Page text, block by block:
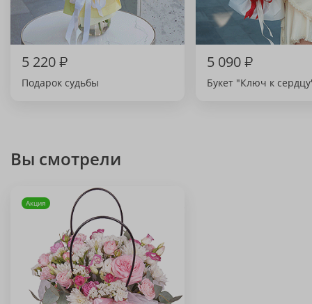
5 220₽
Подарок судьбы
5 090₽
Букет "Ключ к
Вы смотрели
Акция